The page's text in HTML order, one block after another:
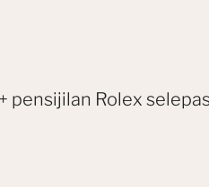
Rolex